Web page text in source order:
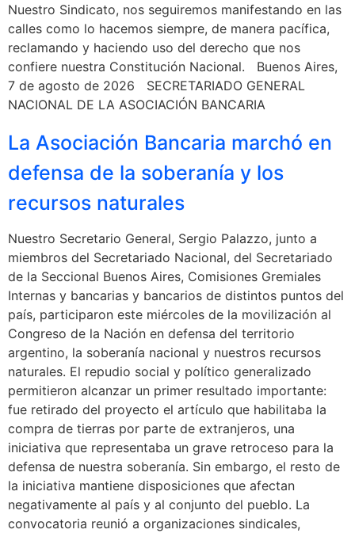
Nuestro Sindicato, nos seguiremos manifestando en las
calles como lo hacemos siempre, de manera pacífica,
reclamando y haciendo uso del derecho que nos
confiere nuestra Constitución Nacional. Buenos Aires,
7 de agosto de 2026 SECRETARIADO GENERAL
NACIONAL DE LA ASOCIACIÓN BANCARIA
La Asociación Bancaria marchó en
defensa de la soberanía y los
recursos naturales
Nuestro Secretario General, Sergio Palazzo, junto a
miembros del Secretariado Nacional, del Secretariado
de la Seccional Buenos Aires, Comisiones Gremiales
Internas y bancarias y bancarios de distintos puntos del
país, participaron este miércoles de la movilización al
Congreso de la Nación en defensa del territorio
argentino, la soberanía nacional y nuestros recursos
naturales. El repudio social y político generalizado
permitieron alcanzar un primer resultado importante:
fue retirado del proyecto el artículo que habilitaba la
compra de tierras por parte de extranjeros, una
iniciativa que representaba un grave retroceso para la
defensa de nuestra soberanía. Sin embargo, el resto de
la iniciativa mantiene disposiciones que afectan
negativamente al país y al conjunto del pueblo. La
convocatoria reunió a organizaciones sindicales,